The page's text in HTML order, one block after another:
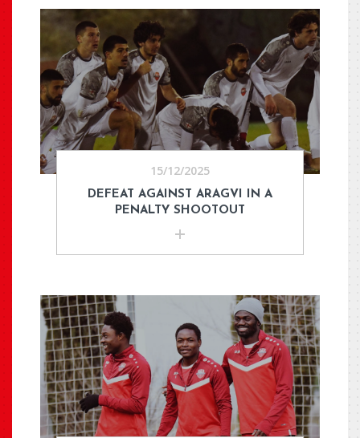
15/12/2025
DEFEAT AGAINST ARAGVI IN A
PENALTY SHOOTOUT